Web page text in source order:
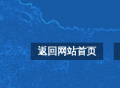
返回网站首页